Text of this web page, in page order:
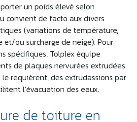
un poids élevé selon
convient de facto aux divers
(variations de température,
ou surcharge de neige). Pour
spécifiques, Tolplex équipe
de plaques nervurées extrudées.
requièrent, des extrudassions par
l’évacuation des eaux.
de toiture en